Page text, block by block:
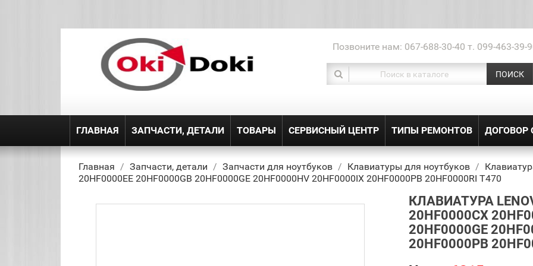
Позвоните нам: 067-688-30-40 т. 099-463-39-
ПОИСК
ГЛАВНАЯ ЗАПЧАСТИ, ДЕТАЛИ ТОВАРЫ СЕРВИСНЫЙ ЦЕНТР ТИПЫ РЕМОНТОВ ДОГОВОР
Главная Запчасти, детали Запчасти для ноутбуков Клавиатуры для ноутбуков
20HF0000EE 20HF0000GB 20HF0000GE 20HF0000HV 20HF0000IX 20HF0000PB 20HF0000RI T470
КЛАВИАТУРА
20HF0000CX
20HF0000GE
20HF0000PB